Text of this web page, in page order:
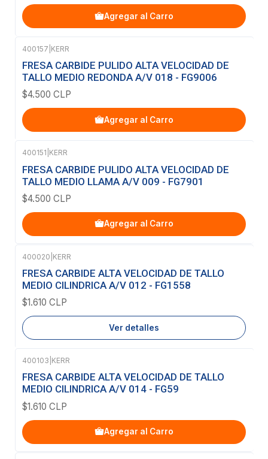
Agregar al Carro
400157 KERR
FRESA CARBIDE PULIDO ALTA VELOCIDAD DE
TALLO MEDIO REDONDA A/V 018 - FG9006
$4.500 CLP
Agregar al Carro
400151 KERR
FRESA CARBIDE PULIDO ALTA VELOCIDAD DE
TALLO MEDIO LLAMA A/V 009 - FG7901
$4.500 CLP
Agregar al Carro
Agotado
400020 KERR
FRESA CARBIDE ALTA VELOCIDAD DE TALLO
MEDIO CILINDRICA A/V 012 - FG1558
$1.610 CLP
Ver detalles
400103 KERR
FRESA CARBIDE ALTA VELOCIDAD DE TALLO
MEDIO CILINDRICA A/V 014 - FG59
$1.610 CLP
Agregar al Carro